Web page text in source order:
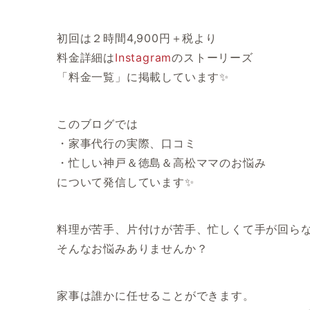
初回は２時間4,900円＋税より
料金詳細はInstagramのストーリーズ
「料金一覧」に掲載しています✨
このブログでは
・家事代行の実際、口コミ
・忙しい神戸＆徳島＆高松ママのお悩み
について発信しています✨
料理が苦手、片付けが苦手、忙しくて手が回ら
そんなお悩みありませんか？
家事は誰かに任せることができます。